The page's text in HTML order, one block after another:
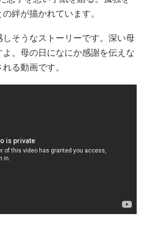
絆が描かれています。
そうなストーリーです。深い母
。母の日になにか感謝を伝えな
る動画です。